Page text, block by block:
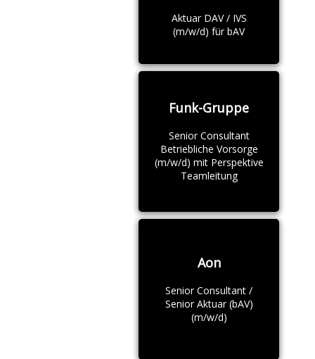
Aktuar DAV / IVS
(m/w/d) für bAV
Funk-Gruppe
Senior Consultant
Betriebliche Vorsorge
(m/w/d) mit Perspektive
Teamleitung
Aon
Senior Consultant /
Senior Aktuar (bAV)
(m/w/d)